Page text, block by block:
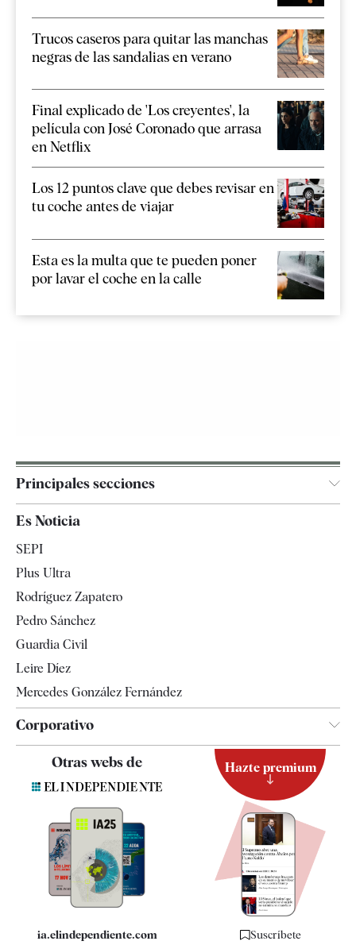
Trucos caseros para quitar las manchas
negras de las sandalias en verano
Final explicado de 'Los creyentes', la
película con José Coronado que arrasa
en Netflix
Los 12 puntos clave que debes revisar en
tu coche antes de viajar
Esta es la multa que te pueden poner
por lavar el coche en la calle
Principales secciones
España
Televisión
Es Noticia
SEPI
Plus Ultra
Rodríguez Zapatero
Pedro Sánchez
Guardia Civil
Leire Díez
Mercedes González Fernández
Corporativo
Contacto
Quiénes somos
Especificaciones
Otras webs de
ia.elindependiente.com
Hazte premium
Suscríbete